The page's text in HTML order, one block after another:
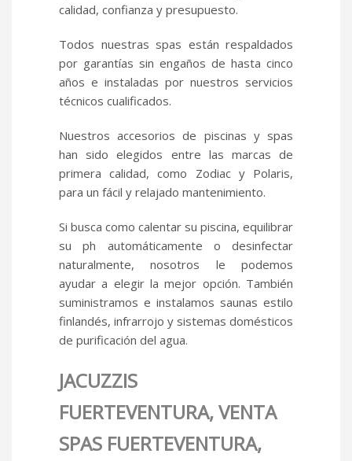
calidad, confianza y presupuesto.
Todos nuestras spas están respaldados
por garantías sin engaños de hasta cinco
años e instaladas por nuestros servicios
técnicos cualificados.
Nuestros accesorios de piscinas y spas
han sido elegidos entre las marcas de
primera calidad, como Zodiac y Polaris,
para un fácil y relajado mantenimiento.
Si busca como calentar su piscina, equilibrar
su ph automáticamente o desinfectar
naturalmente, nosotros le podemos
ayudar a elegir la mejor opción. También
suministramos e instalamos saunas estilo
finlandés, infrarrojo y sistemas domésticos
de purificación del agua.
JACUZZIS
FUERTEVENTURA, VENTA
SPAS FUERTEVENTURA,